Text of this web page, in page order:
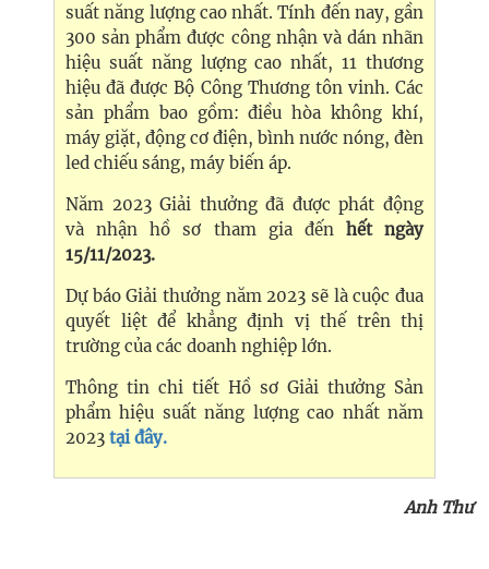
suất năng lượng cao nhất. Tính đến nay, gần
300 sản phẩm được công nhận và dán nhãn
hiệu suất năng lượng cao nhất, 11 thương
hiệu đã được Bộ Công Thương tôn vinh. Các
sản phẩm bao gồm: điều hòa không khí,
máy giặt, động cơ điện, bình nước nóng, đèn
led chiếu sáng, máy biến áp.
Năm 2023 Giải thưởng đã được phát động
và nhận hồ sơ tham gia đến hết ngày
15/11/2023.
Dự báo Giải thưởng năm 2023 sẽ là cuộc đua
quyết liệt để khẳng định vị thế trên thị
trường của các doanh nghiệp lớn.​
Thông tin chi tiết Hồ sơ Giải thưởng Sản
phẩm hiệu suất năng lượng cao nhất năm
2023 tại đây.
Anh Thư